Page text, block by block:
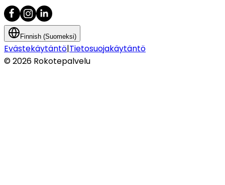
Finnish (Suomeksi)
Evästekäytäntö|Tietosuojakäytäntö
©2026 Rokotepalvelu